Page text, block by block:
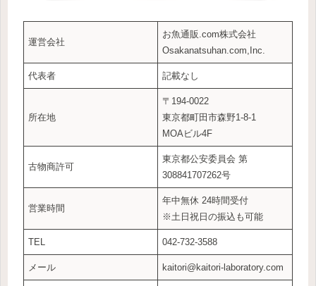
運営会社
お魚通販.com株式会社
Osakanatsuhan.com,Inc.
代表者 記載なし
所在地
〒194-0022
東京都町田市森野1-8-1
MOAビル4F
古物商許可
東京都公安委員会 第
308841707262号
営業時間
年中無休 24時間受付
※土日祝日の振込も可能
TEL 042-732-3588
メール kaitori@kaitori-laboratory.com